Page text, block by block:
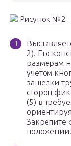
Рисунок №2
2). Его
размерам
учетом
защелки
сторон
(5) в
Закрепите
положении.